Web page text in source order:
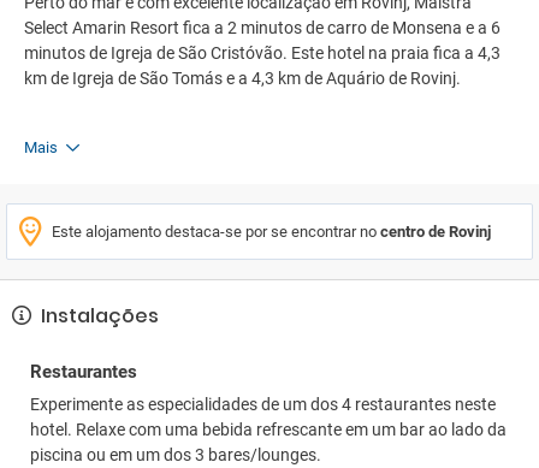
Select Amarin Resort fica a 2 minutos de carro de Monsena e a 6
minutos de Igreja de São Cristóvão. Este hotel na praia fica a 4,3
km de Igreja de São Tomás e a 4,3 km de Aquário de Rovinj.
Mais
Este alojamento destaca-se por se encontrar no centro de Rovinj
Instalações
Restaurantes
Experimente as especialidades de um dos 4 restaurantes neste
hotel. Relaxe com uma bebida refrescante em um bar ao lado da
piscina ou em um dos 3 bares/lounges.